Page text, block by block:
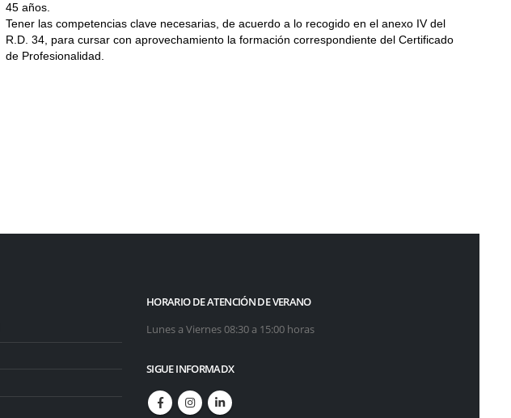
45 años.
Tener las competencias clave necesarias, de acuerdo a lo recogido en el anexo IV del
R.D. 34, para cursar con aprovechamiento la formación correspondiente del Certificado
de Profesionalidad.
HORARIO DE ATENCIÓN DE VERANO
Lunes a Viernes 08:30 a 15:00 horas
SIGUE INFORMADX